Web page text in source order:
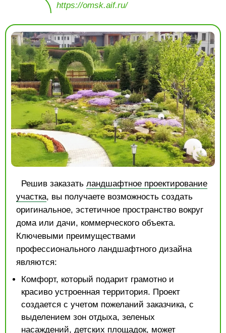
https://omsk.aif.ru/
Решив заказать ландшафтное проектирование
участка, вы получаете возможность создать
оригинальное, эстетичное пространство вокруг
дома или дачи, коммерческого объекта.
Ключевыми преимуществами
профессионального ландшафтного дизайна
являются:
Комфорт, который подарит грамотно и
красиво устроенная территория. Проект
создается с учетом пожеланий заказчика, с
выделением зон отдыха, зеленых
насаждений, детских площадок, может